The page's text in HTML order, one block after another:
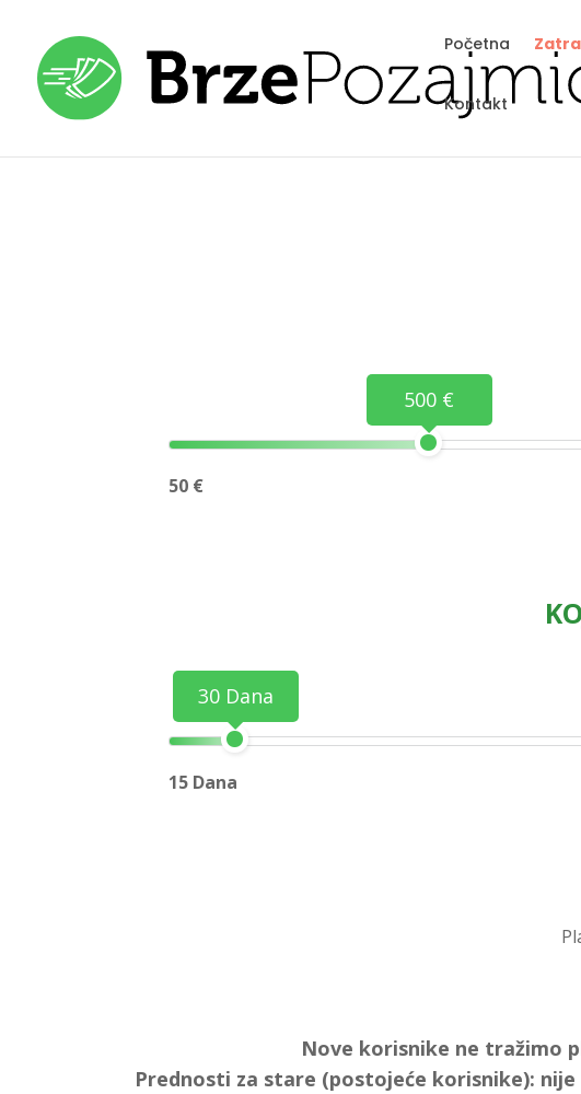
Početna
Kontakt
500 €
50 €
30 Dana
15 Dana
Nove korisnike ne tražimo
Prednosti za stare (postojeće korisnike):